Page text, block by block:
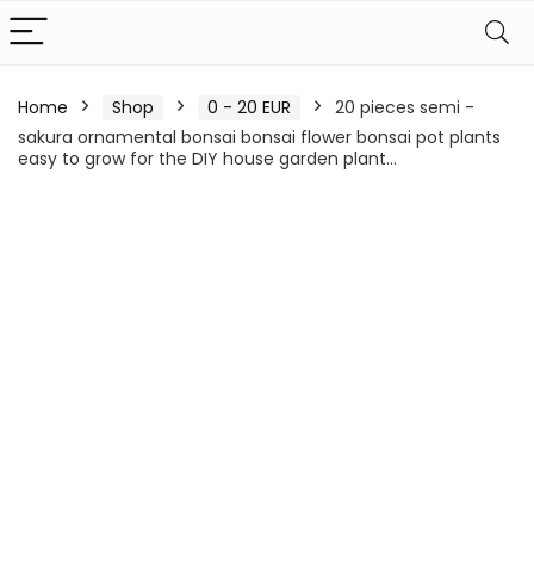
Home Shop 0 - 20 EUR
20 pieces semi -
sakura ornamental bonsai bonsai flower bonsai pot plants
easy to grow for the DIY house garden plant…